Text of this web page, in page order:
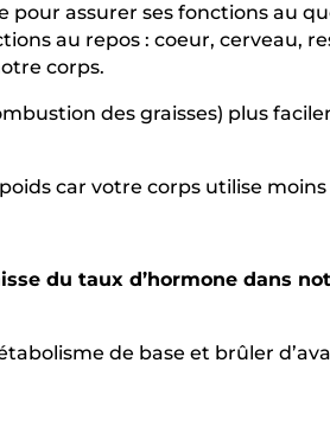
assurer ses fonctions au
au repos : coeur, cerveau,
corps.
des graisses) plus
car votre corps utilise moins
du taux d’hormone dans
de base et brûler